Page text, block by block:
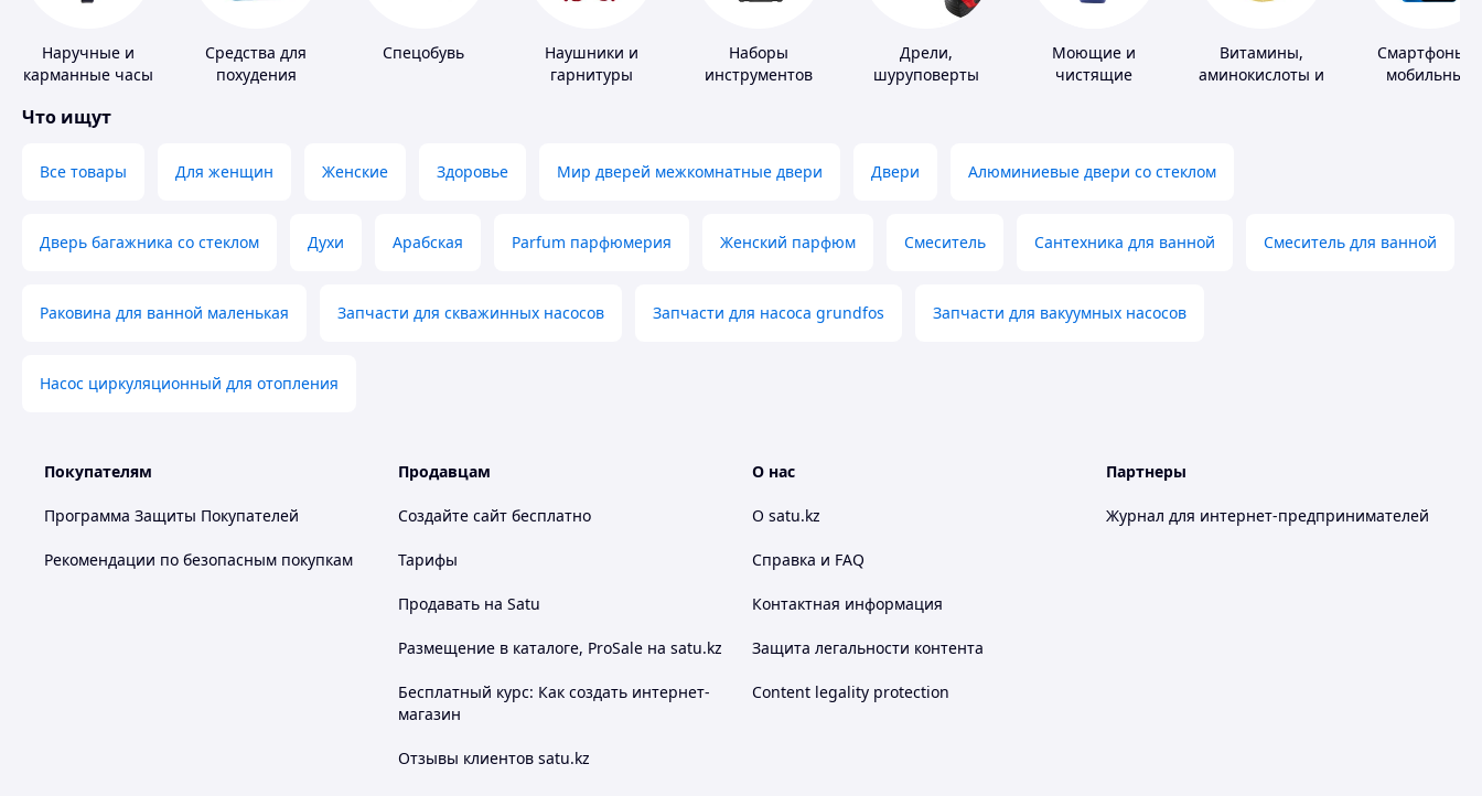
Наручные и
карманные часы
Средства для
похудения
Спецобувь
Наушники и
гарнитуры
Наборы
инструментов
Дрели,
шуруповерты
Моющие и
чистящие
Витамины,
аминокислоты и
Смартфоны и
мобильные
Что ищут
Все товары Для женщин Женские Здоровье Мир дверей межкомнатные двери Двери Алюминиевые двери со стеклом
Дверь багажника со стеклом Духи Арабская Parfum парфюмерия Женский парфюм Смеситель Сантехника для ванной Смеситель для ванной
Раковина для ванной маленькая Запчасти для скважинных насосов Запчасти для насоса grundfos Запчасти для вакуумных насосов
Насос циркуляционный для отопления
Покупателям
Программа Защиты Покупателей
Рекомендации по безопасным покупкам
Продавцам
Создайте сайт бесплатно
Тарифы
Продавать на Satu
Размещение в каталоге, ProSale на satu.kz
Бесплатный курс: Как создать интернет-
магазин
Отзывы клиентов satu.kz
О нас
О satu.kz
Справка и FAQ
Контактная информация
Защита легальности контента
Content legality protection
Партнеры
Журнал для интернет-предпринимателей